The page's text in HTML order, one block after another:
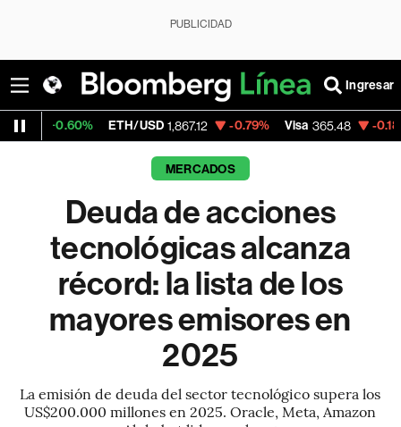
PUBLICIDAD
Ingresar
ETH/USD 1,867.12 -0.79% Visa 365.48 -0.18%
MERCADOS
Deuda de acciones
tecnológicas alcanza
récord: la lista de los
mayores emisores en
2025
La emisión de deuda del sector tecnológico supera los
US$200.000 millones en 2025. Oracle, Meta, Amazon